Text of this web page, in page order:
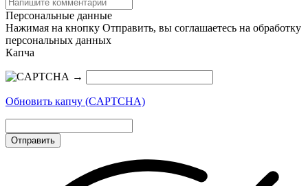
Персональные данные
Нажимая на кнопку Отправить, вы соглашаетесь на обработку
персональных данных
Капча
→
Обновить капчу (CAPTCHA)
Отправить